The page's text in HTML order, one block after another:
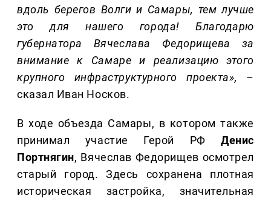
вдоль берегов Волги и Самары, тем лучше
это для нашего города! Благодарю
губернатора Вячеслава Федорищева за
внимание к Самаре и реализацию этого
крупного инфраструктурного проекта», –
сказал Иван Носков.
В ходе объезда Самары, в котором также
принимал участие Герой РФДенис
Портнягин, Вячеслав Федорищев осмотрел
старый город. Здесь сохранена плотная
историческая застройка, значительная